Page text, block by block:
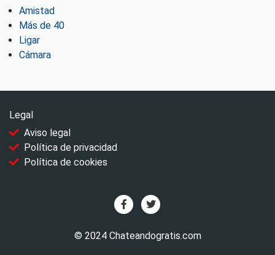
Amistad
Más de 40
Ligar
Cámara
Legal
Aviso legal
Política de privacidad
Política de cookies
© 2024 Chateandogratis.com